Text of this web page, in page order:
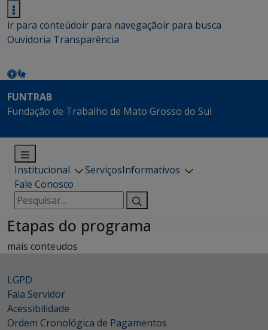
ir para conteúdoir para navegaçãoir para busca
Ouvidoria Transparência
FUNTRAB
Fundação de Trabalho de Mato Grosso do Sul
Institucional ServiçosInformativos
Fale Conosco
Pesquisar
por:
Etapas do programa
mais conteudos
LGPD
Fala Servidor
Acessibilidade
Ordem Cronológica de Pagamentos